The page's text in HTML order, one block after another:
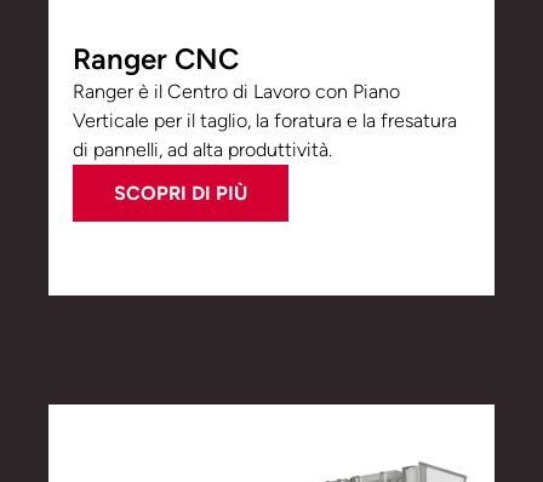
Ranger CNC
Ranger è il Centro di Lavoro con Piano
Verticale per il taglio, la foratura e la fresatura
di pannelli, ad alta produttività.
SCOPRI DI PIÙ